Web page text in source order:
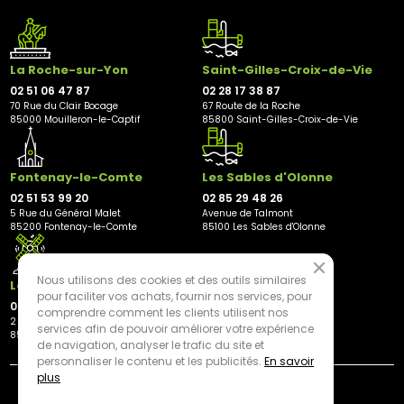
La Roche-sur-Yon
02 51 06 47 87
70 Rue du Clair Bocage
85000 Mouilleron-le-Captif
Saint-Gilles-Croix-de-Vie
02 28 17 38 87
67 Route de la Roche
85800 Saint-Gilles-Croix-de-Vie
Fontenay-le-Comte
02 51 53 99 20
5 Rue du Général Malet
85200 Fontenay-le-Comte
Les Sables d'Olonne
02 85 29 48 26
Avenue de Talmont
85100 Les Sables d'Olonne
Les Herbiers
02 21 81 23 11
2 rue des Peupliers
85500 Les Herbiers
Nous utilisons des cookies et des outils similaires
pour faciliter vos achats, fournir nos services, pour
comprendre comment les clients utilisent nos
services afin de pouvoir améliorer votre expérience
de navigation, analyser le trafic du site et
personnaliser le contenu et les publicités. En savoir
plus